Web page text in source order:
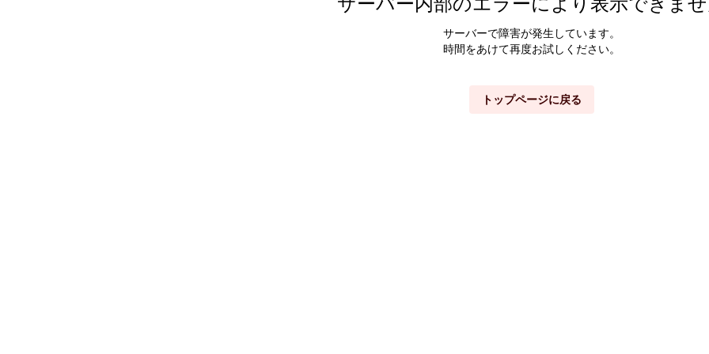
サーバーで障害が発生しています。
時間をあけて再度お試しください。
トップページに戻る